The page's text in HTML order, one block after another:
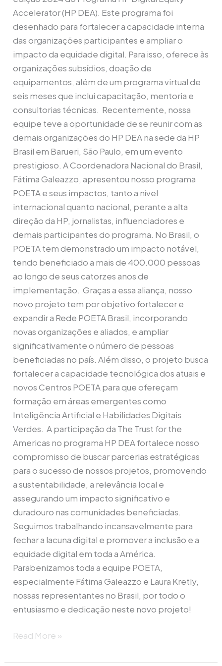
Accelerator (HP DEA). Este programa foi
desenhado para fortalecer a capacidade interna
das organizações participantes e ampliar o
impacto da equidade digital. Para isso, oferece às
organizações subsídios, doação de
equipamentos, além de um programa virtual de
seis meses que inclui capacitação, mentoria e
consultorias técnicas. Recentemente, nossa
equipe teve a oportunidade de se reunir com as
demais organizações do HP DEA na sede da HP
Brasil em Barueri, São Paulo, em um evento
prestigioso. A Coordenadora Nacional do Brasil,
Fátima Galeazzo, apresentou nosso programa
POETA e seus impactos, tanto a nível
internacional quanto nacional, perante a alta
direção da HP, jornalistas, influenciadores e
demais participantes do programa. No Brasil, o
POETA tem demonstrado um impacto notável,
tendo beneficiado a mais de 400.000 pessoas
ao longo de seus catorzes anos de
implementação. Graças a essa aliança, nosso
novo projeto tem por objetivo fortalecer e
expandir a Rede POETA Brasil, incorporando
novas organizações e aliados, e ampliar
significativamente o número de pessoas
beneficiadas no país. Além disso, o projeto busca
fortalecer a capacidade tecnológica dos atuais e
novos Centros POETA para que ofereçam
formação em áreas emergentes como
Inteligência Artificial e Habilidades Digitais
Verdes. A participação da The Trust for the
Americas no programa HP DEA fortalece nosso
compromisso de buscar parcerias estratégicas
para o sucesso de nossos projetos, promovendo
a sustentabilidade, a relevância local e
assegurando um impacto significativo e
duradouro nas comunidades beneficiadas.
Seguimos trabalhando incansavelmente para
fechar a lacuna digital e promover a inclusão e a
equidade digital em toda a América.
Parabenizamos toda a equipe POETA,
especialmente Fátima Galeazzo e Laura Kretly,
nossas representantes no Brasil, por todo o
entusiasmo e dedicação neste novo projeto!
Read More »